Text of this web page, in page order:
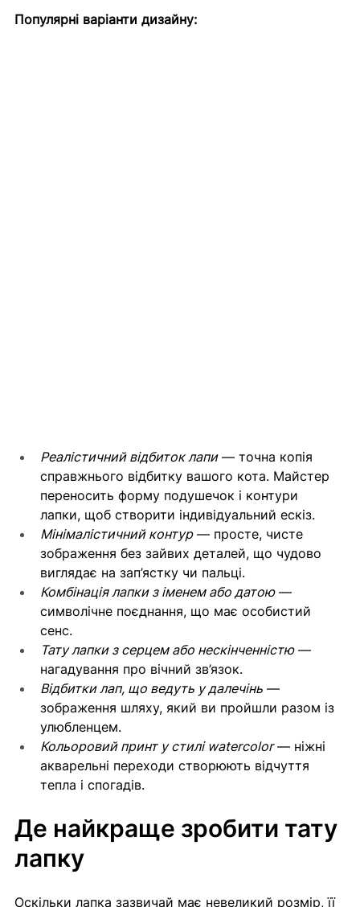
Популярні варіанти дизайну:
Реалістичний відбиток лапи — точна копія
справжнього відбитку вашого кота. Майстер
переносить форму подушечок і контури
лапки, щоб створити індивідуальний ескіз.
Мінімалістичний контур — просте, чисте
зображення без зайвих деталей, що чудово
виглядає на зап’ястку чи пальці.
Комбінація лапки з іменем або датою —
символічне поєднання, що має особистий
сенс.
Тату лапки з серцем або нескінченністю —
нагадування про вічний зв’язок.
Відбитки лап, що ведуть у далечінь —
зображення шляху, який ви пройшли разом із
улюбленцем.
Кольоровий принт у стилі watercolor — ніжні
акварельні переходи створюють відчуття
тепла і спогадів.
Де найкраще зробити тату
лапку
Оскільки лапка зазвичай має невеликий розмір, її